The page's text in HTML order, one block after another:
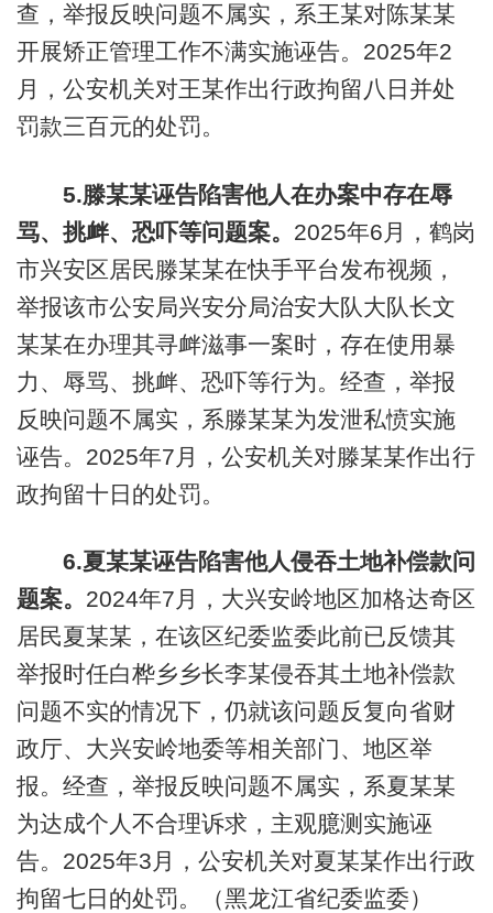
查，举报反映问题不属实，系王某对陈某某
开展矫正管理工作不满实施诬告。2025年2
月，公安机关对王某作出行政拘留八日并处
罚款三百元的处罚。
5.滕某某诬告陷害他人在办案中存在辱
骂、挑衅、恐吓等问题案。 2025年6月，鹤岗
市兴安区居民滕某某在快手平台发布视频，
举报该市公安局兴安分局治安大队大队长文
某某在办理其寻衅滋事一案时，存在使用暴
力、辱骂、挑衅、恐吓等行为。经查，举报
反映问题不属实，系滕某某为发泄私愤实施
诬告。2025年7月，公安机关对滕某某作出行
政拘留十日的处罚。
6.夏某某诬告陷害他人侵吞土地补偿款问
题案。 2024年7月，大兴安岭地区加格达奇区
居民夏某某，在该区纪委监委此前已反馈其
举报时任白桦乡乡长李某侵吞其土地补偿款
问题不实的情况下，仍就该问题反复向省财
政厅、大兴安岭地委等相关部门、地区举
报。经查，举报反映问题不属实，系夏某某
为达成个人不合理诉求，主观臆测实施诬
告。2025年3月，公安机关对夏某某作出行政
拘留七日的处罚。（黑龙江省纪委监委）